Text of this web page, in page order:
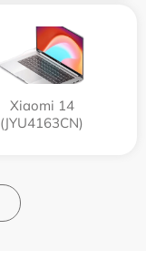
Xiaomi 14
(JYU4163CN)